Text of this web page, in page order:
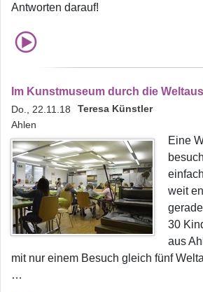
Antworten darauf!
Im Kunstmuseum durch die
Do., 22.11.18 Teresa Künstler
Ahlen
Eine
weit
30
aus
mit nur einem Besuch gleich fünf
…